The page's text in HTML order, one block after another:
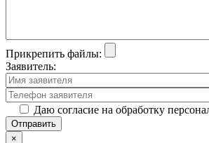
Прикрепить файлы:
Заявитель:
Даю согласие на обработку
×